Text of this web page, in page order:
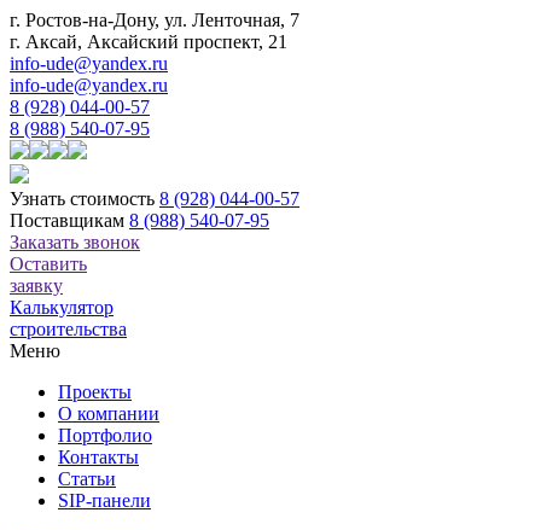
г. Ростов-на-Дону, ул. Ленточная, 7
г. Аксай, Аксайский проспект, 21
info-ude@yandex.ru
info-ude@yandex.ru
8 (928) 044-00-57
8 (988) 540-07-95
Узнать стоимость 8 (928) 044-00-57
Поставщикам 8 (988) 540-07-95
Заказать звонок
Оставить
заявку
Калькулятор
строительства
Меню
Проекты
О компании
Портфолио
Контакты
Статьи
SIP-панели